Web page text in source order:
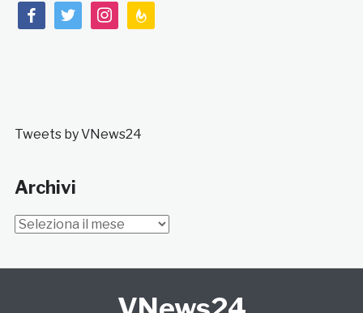
facebooktwitterinstagramfeedburner
Tweets by VNews24
Archivi
Archivi